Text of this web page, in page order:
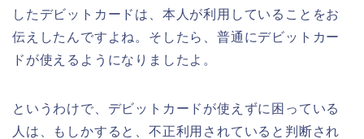
したデビットカードは、本人が利用していることをお
伝えしたんですよね。そしたら、普通にデビットカー
ドが使えるようになりましたよ。
というわけで、デビットカードが使えずに困っている
人は、もしかすると、不正利用されていると判断され